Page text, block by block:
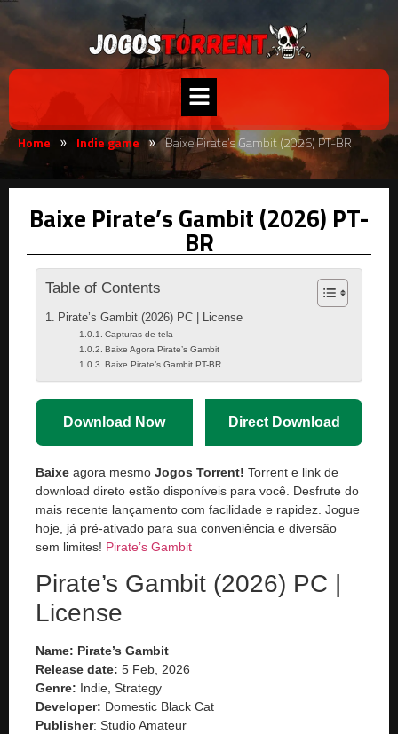
Home » Indie game » Baixe Pirate’s Gambit (2026) PT-BR
Baixe Pirate’s Gambit (2026) PT-
BR
Table of Contents
Pirate’s Gambit (2026) PC | License
Capturas de tela
Baixe Agora Pirate’s Gambit
Baixe Pirate’s Gambit PT-BR
Download Now Direct Download
Baixe agora mesmo Jogos Torrent! Torrent e link de
download direto estão disponíveis para você. Desfrute do
mais recente lançamento com facilidade e rapidez. Jogue
hoje, já pré-ativado para sua conveniência e diversão
sem limites! Pirate’s Gambit
Pirate’s Gambit (2026) PC |
License
Name: Pirate’s Gambit
Release date: 5 Feb, 2026
Genre: Indie, Strategy
Developer: Domestic Black Cat
Publisher: Studio Amateur